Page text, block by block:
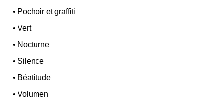
• Pochoir et graffiti
•Vert
• Nocturne
• Silence
• Béatitude
•Volumen